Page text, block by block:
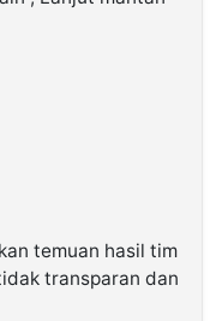
temuan hasil tim
transparan dan